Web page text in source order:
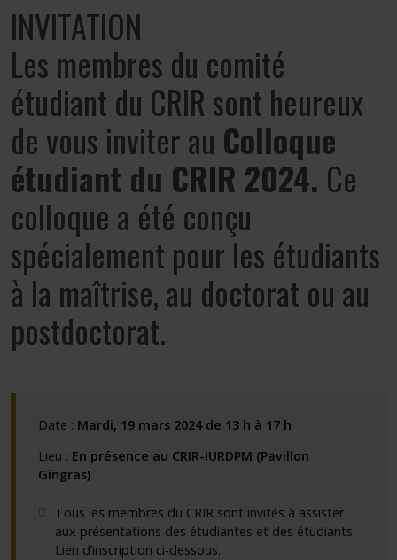
INVITATION
Les membres du comité
étudiant du CRIR sont heureux
de vous inviter au Colloque
étudiant du CRIR 2024. Ce
colloque a été conçu
spécialement pour les étudiants
à la maîtrise, au doctorat ou au
postdoctorat.
Date : Mardi, 19 mars 2024 de 13 h à 17 h
Lieu : En présence au CRIR-IURDPM (Pavillon
Gingras)
Tous les membres du CRIR sont invités à assister
aux présentations des étudiantes et des étudiants.
Lien d’inscription ci-dessous.